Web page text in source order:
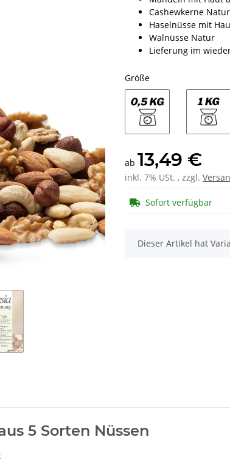
Cashewkerne Natur
Haselnüsse mit
Walnüsse Natur
Lieferung im
Größe
ab 13,49 €
inkl. 7% USt. , zzgl.
Sofort verfügbar
x
Dieser Artikel hat
5 Sorten Nüssen